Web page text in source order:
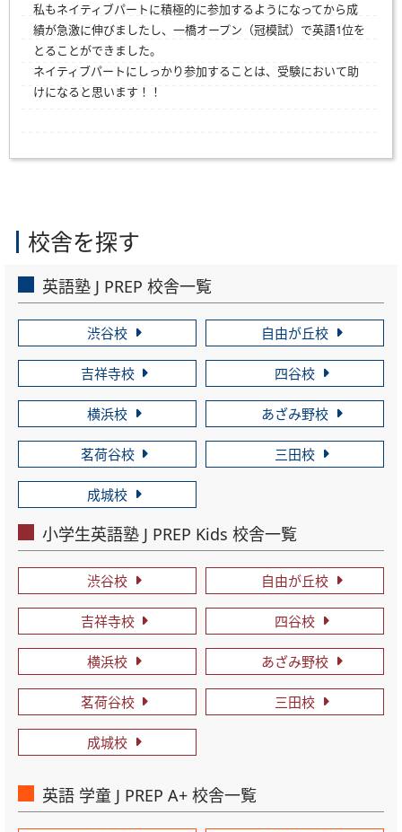
私もネイティブパートに積極的に参加するようになってから成
績が急激に伸びましたし、一橋オープン（冠模試）で英語1位を
とることができました。
ネイティブパートにしっかり参加することは、受験において助
けになると思います！！
校舎を探す
英語塾 J PREP 校舎一覧
渋谷校 自由が丘校
吉祥寺校 四谷校
横浜校 あざみ野校
茗荷谷校 三田校
成城校
小学生英語塾 J PREP Kids 校舎一覧
渋谷校 自由が丘校
吉祥寺校 四谷校
横浜校 あざみ野校
茗荷谷校 三田校
成城校
英語 学童 J PREP A+ 校舎一覧